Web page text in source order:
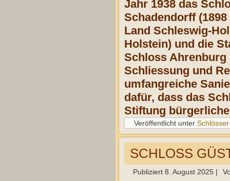
Jahr 1938 das
Schadendorff
Land Schleswig-
Holstein) und die
Schloss Ahrenburg
Schliessung und
umfangreiche
dafür, dass das
Stiftung
Veröffentlicht unter Schlösser
SCHLOSS
Publiziert 8. August 2025 |